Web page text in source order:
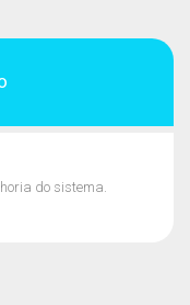
do sistema.